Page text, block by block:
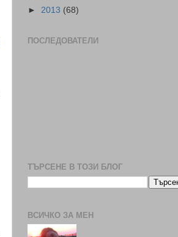
► 2013 (68)
ПОСЛЕДОВАТЕЛИ
ТЪРСЕНЕ В ТОЗИ БЛОГ
ВСИЧКО ЗА МЕН